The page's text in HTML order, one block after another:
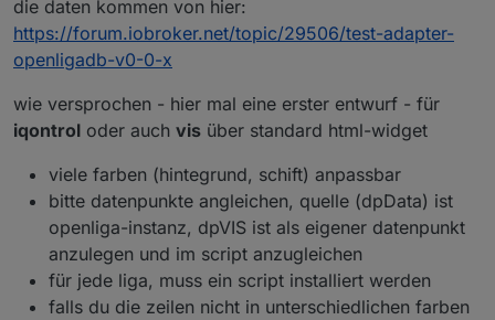
die daten kommen von hier:
https://forum.iobroker.net/topic/29506/test-adapter-
openligadb-v0-0-x
wie versprochen - hier mal eine erster entwurf - für
iqontrol oder auch vis über standard html-widget
viele farben (hintegrund, schift) anpassbar
bitte datenpunkte angleichen, quelle (dpData) ist
openliga-instanz, dpVIS ist als eigener datenpunkt
anzulegen und im script anzugleichen
für jede liga, muss ein script installiert werden
falls du die zeilen nicht in unterschiedlichen farben